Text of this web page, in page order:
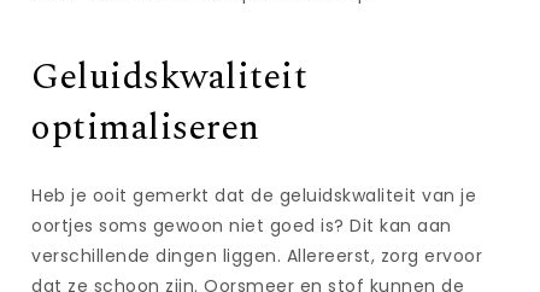
Geluidskwaliteit
optimaliseren
Heb je ooit gemerkt dat de geluidskwaliteit van je
oortjes soms gewoon niet goed is? Dit kan aan
verschillende dingen liggen. Allereerst, zorg ervoor
dat ze schoon zijn. Oorsmeer en stof kunnen de